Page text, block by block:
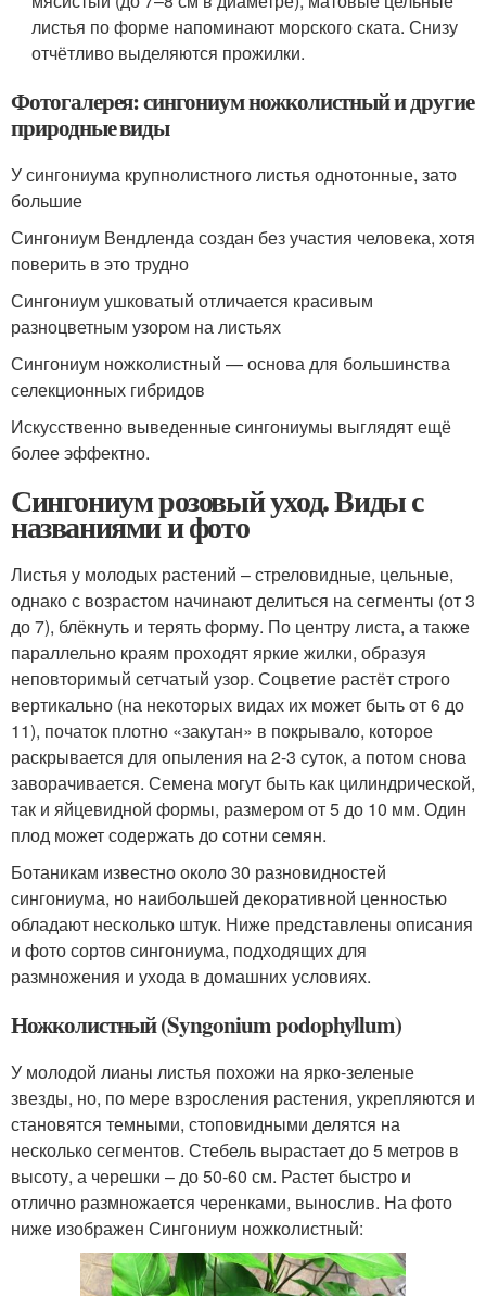
листья по форме напоминают морского ската. Снизу
отчётливо выделяются прожилки.
Фотогалерея: сингониум ножколистный и другие
природные виды
У сингониума крупнолистного листья однотонные, зато
большие
Сингониум Вендленда создан без участия человека, хотя
поверить в это трудно
Сингониум ушковатый отличается красивым
разноцветным узором на листьях
Сингониум ножколистный — основа для большинства
селекционных гибридов
Искусственно выведенные сингониумы выглядят ещё
более эффектно.
Сингониум розовый уход. Виды с
названиями и фото
Листья у молодых растений – стреловидные, цельные,
однако с возрастом начинают делиться на сегменты (от 3
до 7), блёкнуть и терять форму. По центру листа, а также
параллельно краям проходят яркие жилки, образуя
неповторимый сетчатый узор. Соцветие растёт строго
вертикально (на некоторых видах их может быть от 6 до
11), початок плотно «закутан» в покрывало, которое
раскрывается для опыления на 2-3 суток, а потом снова
заворачивается. Семена могут быть как цилиндрической,
так и яйцевидной формы, размером от 5 до 10 мм. Один
плод может содержать до сотни семян.
Ботаникам известно около 30 разновидностей
сингониума, но наибольшей декоративной ценностью
обладают несколько штук. Ниже представлены описания
и фото сортов сингониума, подходящих для
размножения и ухода в домашних условиях.
Ножколистный (Syngonium podophyllum)
У молодой лианы листья похожи на ярко-зеленые
звезды, но, по мере взросления растения, укрепляются и
становятся темными, стоповидными делятся на
несколько сегментов. Стебель вырастает до 5 метров в
высоту, а черешки – до 50-60 см. Растет быстро и
отлично размножается черенками, вынослив. На фото
ниже изображен Сингониум ножколистный: